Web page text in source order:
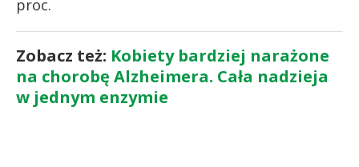
proc.
Zobacz też: Kobiety bardziej narażone
na chorobę Alzheimera. Cała nadzieja
w jednym enzymie